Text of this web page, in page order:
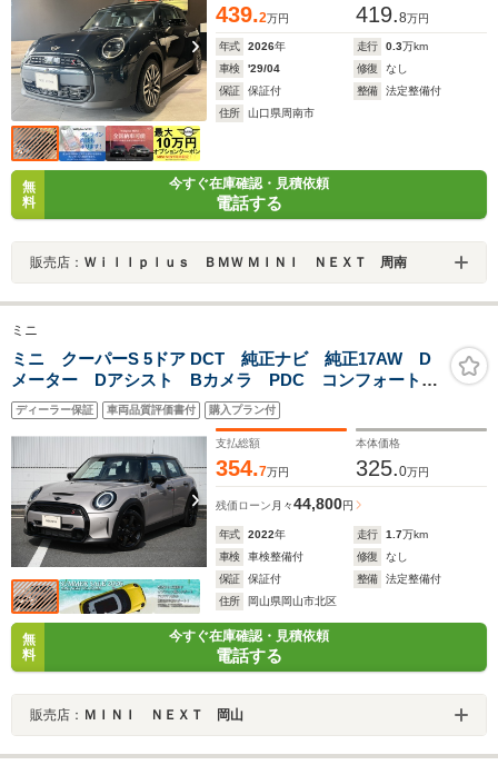
439.2万円 419.8万円
年式 2026年 走行 0.3万km
車検
'29/04 修復
なし
保証
保証付 整備
法定整備付
住所
山口県周南市
無
料
今すぐ在庫確認・見積依頼
電話する
販売店： Ｗｉｌｌｐｌｕｓ ＢＭＷ ＭＩＮＩ ＮＥＸＴ 周南
ミニ
ミニ クーパーS 5ドア DCT 純正ナビ 純正17AW D
メーター Dアシスト Bカメラ PDC コンフォートア
クセス アームレスト ETC2.0 LEDヘッドライト ド
ライビングモード オートライト レインセンサー ク
ルコン
ディーラー保証 車両品質評価書付 購入プラン付
支払総額
354.7万円
本体価格
325.0万円
残価ローン 月々44,800円
年式 2022年 走行 1.7万km
車検
車検整備付 修復
なし
保証
保証付 整備
法定整備付
住所
岡山県岡山市北区
無
料
今すぐ在庫確認・見積依頼
電話する
販売店： ＭＩＮＩ ＮＥＸＴ 岡山